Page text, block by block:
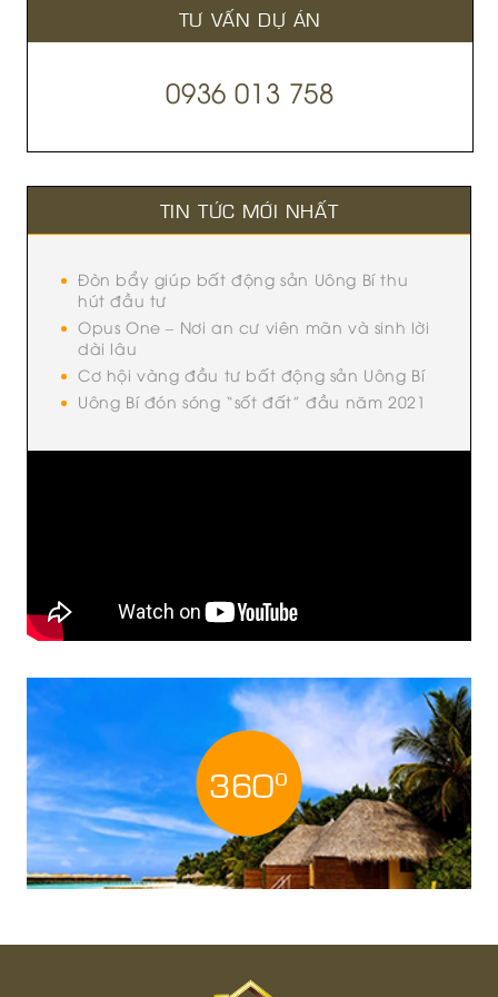
TƯ VẤN DỰ ÁN
0936 013 758
TIN TỨC MỚI NHẤT
Đòn bẩy giúp bất động sản Uông Bí thu
hút đầu tư
Opus One – Nơi an cư viên mãn và sinh lời
dài lâu
Cơ hội vàng đầu tư bất động sản Uông Bí
Uông Bí đón sóng “sốt đất” đầu năm 2021
360o